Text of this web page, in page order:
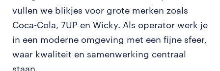
vullen we blikjes voor grote merken zoals
Coca-Cola, 7UP en Wicky. Als operator werk je
in een moderne omgeving met een fijne sfeer,
waar kwaliteit en samenwerking centraal
staan.